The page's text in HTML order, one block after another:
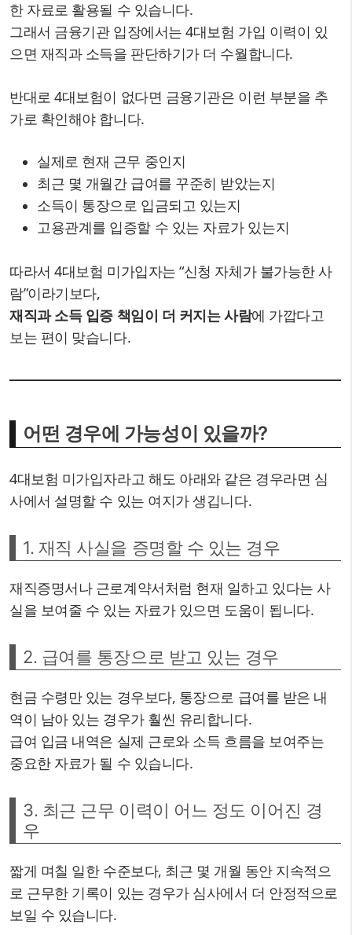
한 자료로 활용될 수 있습니다.
그래서 금융기관 입장에서는 4대보험 가입 이력이 있
으면 재직과 소득을 판단하기가 더 수월합니다.
반대로 4대보험이 없다면 금융기관은 이런 부분을 추
가로 확인해야 합니다.
실제로 현재 근무 중인지
최근 몇 개월간 급여를 꾸준히 받았는지
소득이 통장으로 입금되고 있는지
고용관계를 입증할 수 있는 자료가 있는지
따라서 4대보험 미가입자는 “신청 자체가 불가능한 사
람”이라기보다,
재직과 소득 입증 책임이 더 커지는 사람에 가깝다고
보는 편이 맞습니다.
어떤 경우에 가능성이 있을까?
4대보험 미가입자라고 해도 아래와 같은 경우라면 심
사에서 설명할 수 있는 여지가 생깁니다.
1. 재직 사실을 증명할 수 있는 경우
재직증명서나 근로계약서처럼 현재 일하고 있다는 사
실을 보여줄 수 있는 자료가 있으면 도움이 됩니다.
2. 급여를 통장으로 받고 있는 경우
현금 수령만 있는 경우보다, 통장으로 급여를 받은 내
역이 남아 있는 경우가 훨씬 유리합니다.
급여 입금 내역은 실제 근로와 소득 흐름을 보여주는
중요한 자료가 될 수 있습니다.
3. 최근 근무 이력이 어느 정도 이어진 경
우
짧게 며칠 일한 수준보다, 최근 몇 개월 동안 지속적으
로 근무한 기록이 있는 경우가 심사에서 더 안정적으로
보일 수 있습니다.